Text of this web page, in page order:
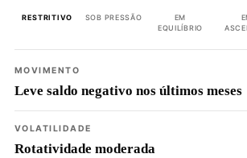
RESTRITIVO SOB PRESSÃO
EM
EQUILÍBRIO
MOVIMENTO
Leve saldo negativo nos últimos meses
VOLATILIDADE
Rotatividade moderada